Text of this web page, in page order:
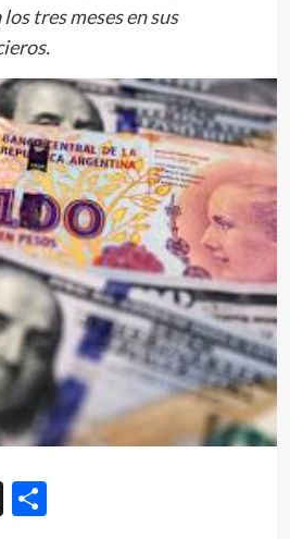
tres meses en sus
X Compartir